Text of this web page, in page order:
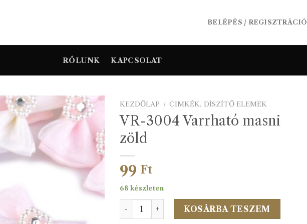
BELÉPÉS / REGISZTRÁCIÓ
RÓLUNK KAPCSOLAT
KEZDŐLAP / CIMKÉK, DÍSZÍTŐ ELEMEK
VR-3004 Varrható masni
zöld
99 Ft
68 készleten
VR-3004 Varrható masni zöld mennyiség
KOSÁRBA TESZEM